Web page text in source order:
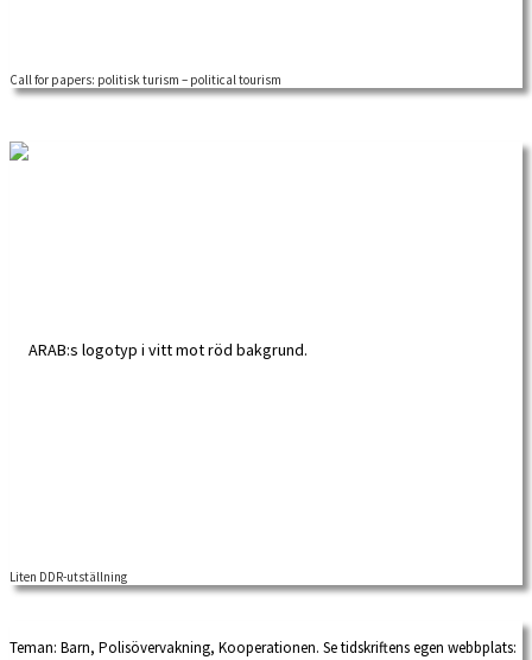
Call for papers: politisk turism – political tourism
Utställning om Östtyskland, i forskarexpeditionen på Arbetarrörelsens arkiv och
Liten DDR-utställning
Teman: Barn, Polisövervakning, Kooperationen. Se tidskriftens egen webbplats: